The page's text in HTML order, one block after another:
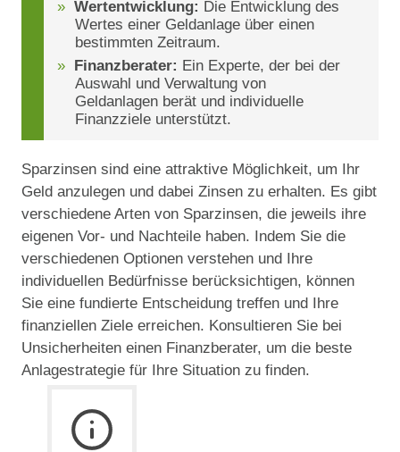
Wertentwicklung: Die Entwicklung des
Wertes einer Geldanlage über einen
bestimmten Zeitraum.
Finanzberater: Ein Experte, der bei der
Auswahl und Verwaltung von
Geldanlagen berät und individuelle
Finanzziele unterstützt.
Sparzinsen sind eine attraktive Möglichkeit, um Ihr
Geld anzulegen und dabei Zinsen zu erhalten. Es gibt
verschiedene Arten von Sparzinsen, die jeweils ihre
eigenen Vor- und Nachteile haben. Indem Sie die
verschiedenen Optionen verstehen und Ihre
individuellen Bedürfnisse berücksichtigen, können
Sie eine fundierte Entscheidung treffen und Ihre
finanziellen Ziele erreichen. Konsultieren Sie bei
Unsicherheiten einen Finanzberater, um die beste
Anlagestrategie für Ihre Situation zu finden.